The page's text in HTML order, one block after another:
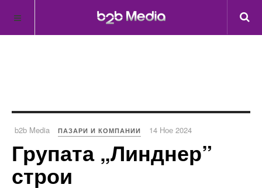
b2b Media ПАЗАРИ И КОМПАНИИ 14 Ное 2024
Групата „Линднер”
строи